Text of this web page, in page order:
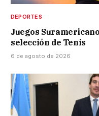
DEPORTES
Juegos
selección de Tenis
6 de agosto de 2026